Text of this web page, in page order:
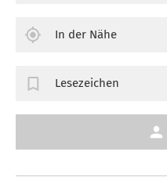
In der Nähe
Lesezeichen